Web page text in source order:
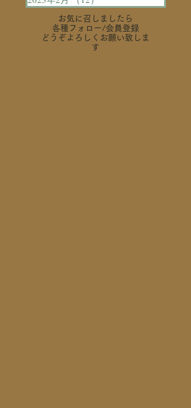
お気に召しましたら
各種フォロー/会員登録
どうぞよろしくお願い致しま
す